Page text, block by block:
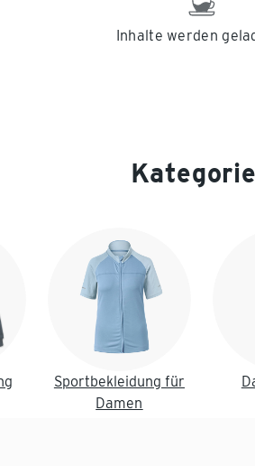
Inhalte werden
Sportbekleidung für
Damen